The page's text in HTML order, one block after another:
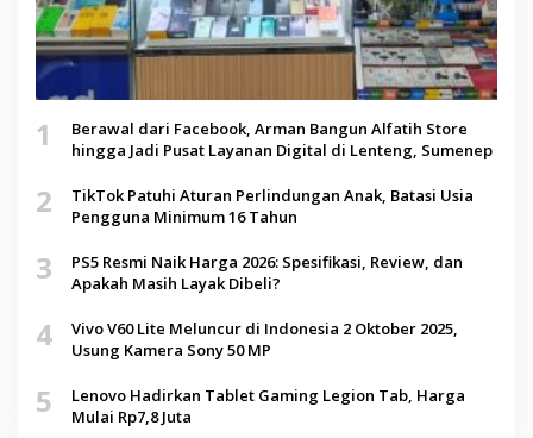
1
Berawal dari Facebook, Arman Bangun Alfatih Store
hingga Jadi Pusat Layanan Digital di Lenteng, Sumenep
2
TikTok Patuhi Aturan Perlindungan Anak, Batasi Usia
Pengguna Minimum 16 Tahun
3
PS5 Resmi Naik Harga 2026: Spesifikasi, Review, dan
Apakah Masih Layak Dibeli?
4
Vivo V60 Lite Meluncur di Indonesia 2 Oktober 2025,
Usung Kamera Sony 50 MP
5
Lenovo Hadirkan Tablet Gaming Legion Tab, Harga
Mulai Rp7,8 Juta